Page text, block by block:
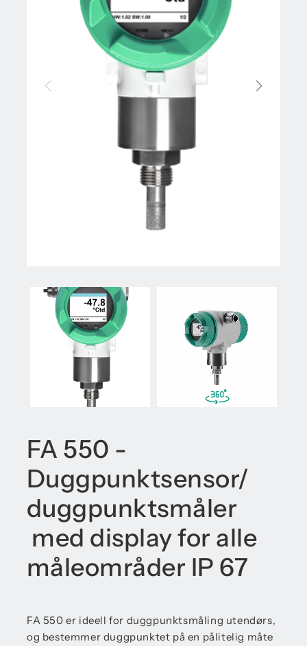
FA 550 -
Duggpunktsensor/
duggpunktsmåler
med display for alle
måleområder IP 67
FA 550 er ideell for duggpunktsmåling utendørs,
og bestemmer duggpunktet på en pålitelig måte